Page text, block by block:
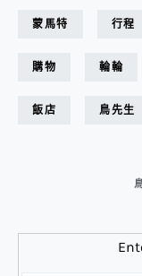
蒙馬特 行程
購物 輪輪
飯店 鳥先生